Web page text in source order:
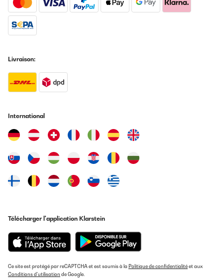
Livraison:
International
Télécharger l'application Klarstein
Ce site est protégé par reCAPTCHA et est soumis à la Politique de confidentialitéet aux
Conditions d'utilisation de Google.